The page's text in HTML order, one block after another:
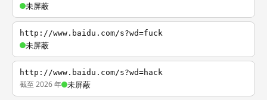
未屏蔽
http://www.baidu.com/s?wd=fuck
未屏蔽
http://www.baidu.com/s?wd=hack
截至 2026 年 未屏蔽